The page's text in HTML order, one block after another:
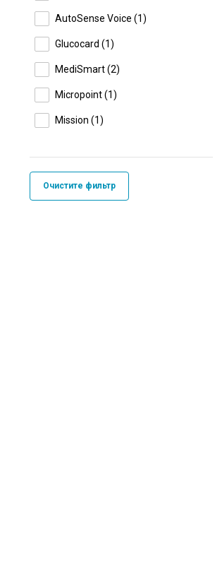
AutoSense Voice (1)
Glucocard (1)
MediSmart(2)
Micropoint(1)
Mission (1)
VivaChek(1)
(1)
Очистите фильтр